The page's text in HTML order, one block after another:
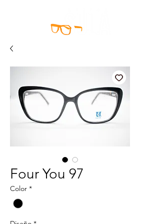
Four You 97
Color *